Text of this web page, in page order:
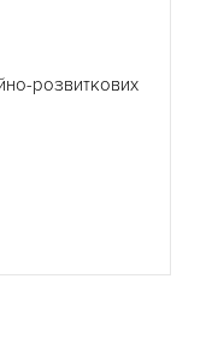
розвиткових